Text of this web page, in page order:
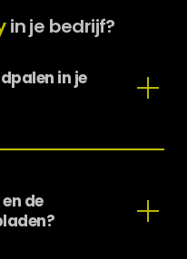
in je bedrijf?
in je
het aantal laadpalen,
een
de oplossing
de